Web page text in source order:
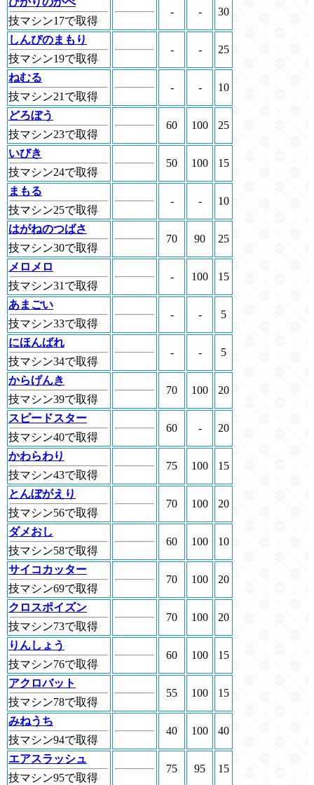
技マシン17で取得
- - 30
しんぴのまもり
技マシン19で取得
- - 25
ねむる
技マシン21で取得
- - 10
どろぼう
技マシン23で取得
60 100 25
いびき
技マシン24で取得
50 100 15
まもる
技マシン25で取得
- - 10
はがねのつばさ
技マシン30で取得
70 90 25
メロメロ
技マシン31で取得
- 100 15
あまごい
技マシン33で取得
- - 5
にほんばれ
技マシン34で取得
- - 5
からげんき
技マシン39で取得
70 100 20
スピードスター
技マシン40で取得
60 - 20
かわらわり
技マシン43で取得
75 100 15
とんぼがえり
技マシン56で取得
70 100 20
ダメおし
技マシン58で取得
60 100 10
サイコカッター
技マシン69で取得
70 100 20
クロスポイズン
技マシン73で取得
70 100 20
りんしょう
技マシン76で取得
60 100 15
アクロバット
技マシン78で取得
55 100 15
みねうち
技マシン94で取得
40 100 40
エアスラッシュ
技マシン95で取得
75 95 15